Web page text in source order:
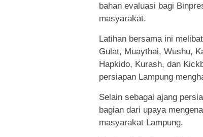
bahan evaluasi bagi
masyarakat.
Latihan bersama ini
Gulat, Muaythai, Wushu,
Hapkido, Kurash, dan
persiapan Lampung
Selain sebagai ajang
bagian dari upaya
masyarakat Lampung.